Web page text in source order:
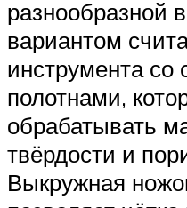
разнообразной
вариантом
инструмента
полотнами,
обрабатывать
твёрдости и
Выкружная